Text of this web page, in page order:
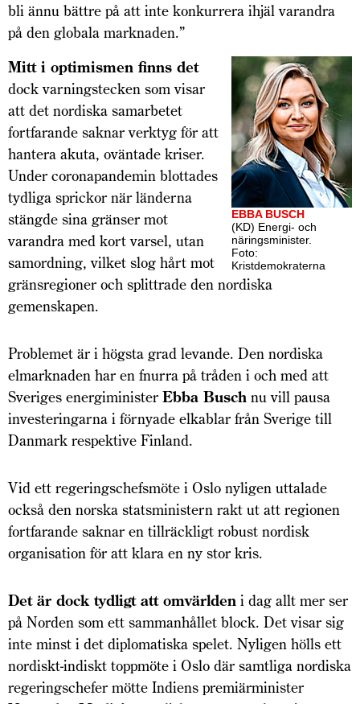
bli ännu bättre på att inte konkurrera ihjäl varandra
på den globala marknaden.”
EBBA BUSCH
(KD) Energi- och
näringsminister.
Foto:
Kristdemokraterna
Mitt i optimismen finns det
dock varningstecken som visar
att det nordiska samarbetet
fortfarande saknar verktyg för att
hantera akuta, oväntade kriser.
Under coronapandemin blottades
tydliga sprickor när länderna
stängde sina gränser mot
varandra med kort varsel, utan
samordning, vilket slog hårt mot
gräns­regioner och splittrade den nordiska
gemenskapen.
Problemet är i högsta grad levande. Den nordiska
elmarknaden har en fnurra på tråden i och med att
Sveriges energiminister Ebba Busch nu vill pausa
investeringarna i förnyade elkablar från Sverige till
Danmark respektive Finland.
Vid ett regeringschefsmöte i Oslo nyligen uttalade
också den norska statsministern rakt ut att regionen
fortfarande saknar en tillräckligt robust nordisk
organisation för att klara en ny stor kris.
Det är dock tydligt att omvärlden i dag allt mer ser
på Norden som ett sammanhållet block. Det visar sig
inte minst i det diplomatiska spelet. Nyligen hölls ett
nordiskt-indiskt toppmöte i Oslo där samtliga nordiska
regeringschefer mötte Indiens premiärminister